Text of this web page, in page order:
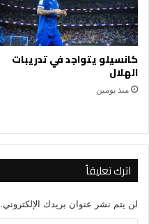
كانسيلو يتواجد في تدريبات
الهلال
منذ يومين
اترك تعليقاً
لن يتم نشر عنوان بريدك الإلكتروني.